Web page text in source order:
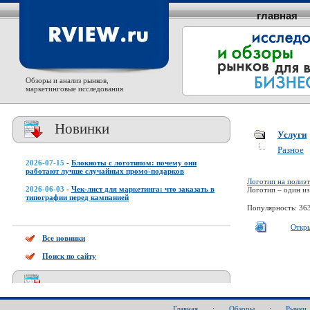
Обзоры и анализ рынков,
маркетинговые исследования
главная
Новинки
2026-07-15 - Блокноты с логотипом: почему они
работают лучше случайных промо-подарков
2026-06-03 - Чек-лист для маркетинга: что заказать в
типографии перед кампанией
Все новинки
Поиск по сайту
Услуги
Разное
Логотип на
Логотип – один
Популярность: